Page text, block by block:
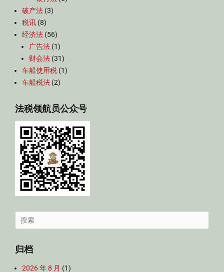
破产法 (3)
税讯 (8)
经济法 (56)
广告法 (1)
财会法 (31)
车船使用税 (1)
车船税法 (2)
法税领航员公众号
Search
for:
归档
2026 年 8 月 (1)